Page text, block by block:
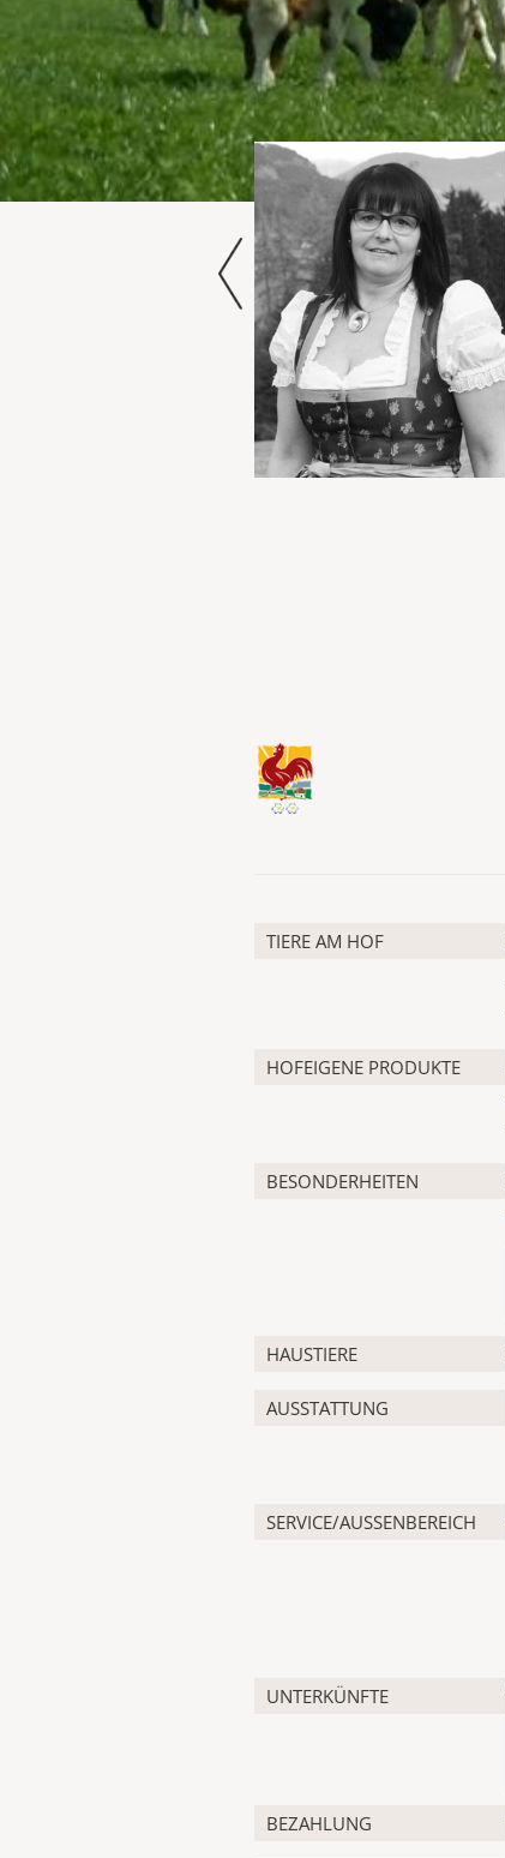
TIERE AM HOF
HOFEIGENE PRODUKTE
BESONDERHEITEN
HAUSTIERE
AUSSTATTUNG
SERVICE/AUSSENBEREICH
UNTERKÜNFTE
BEZAHLUNG